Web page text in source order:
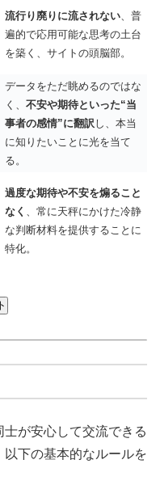
流行り廃りに流されない、普
遍的で応用可能な思考の土台
を築く、サイトの頭脳部。
データをただ眺めるのではな
く、 不安や期待といった“当
事者の感情”に翻訳し、本当
に知りたいことに光を当て
る。
過度な期待や不安を煽ること
なく 、常に天秤にかけた冷静
な判断材料を提供することに
特化。
が安心して交流できる
下の基本的なルールを